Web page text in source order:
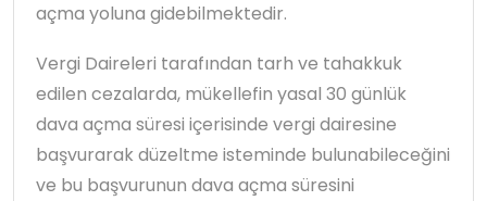
açma yoluna gidebilmektedir.
Vergi Daireleri tarafından tarh ve tahakkuk
edilen cezalarda, mükellefin yasal 30 günlük
dava açma süresi içerisinde vergi dairesine
başvurarak düzeltme isteminde bulunabileceğini
ve bu başvurunun dava açma süresini